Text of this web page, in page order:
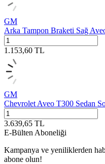
GM
Arka Tampon Braketi Sağ
1.153,60 TL
GM
Chevrolet Aveo T300 Sedan
3.639,65 TL
E-Bülten Aboneliği
Kampanya ve yeniliklerden
abone olun!